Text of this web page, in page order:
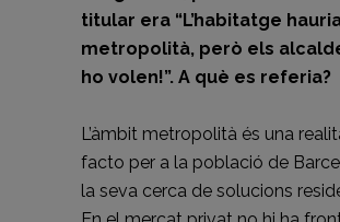
titular era “L’habitatge
metropolità, però els
ho volen!”. A què es referia?
L’àmbit metropolità és una
facto per a la població de
la seva cerca de solucions